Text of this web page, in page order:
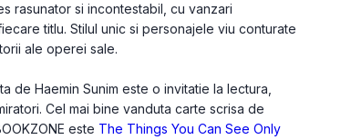
rasunator si incontestabil, cu vanzari
titlu. Stilul unic si personajele viu conturate
ale operei sale.
de Haemin Sunim este o invitatie la lectura,
Cel mai bine vanduta carte scrisa de
este The Things You Can See Only